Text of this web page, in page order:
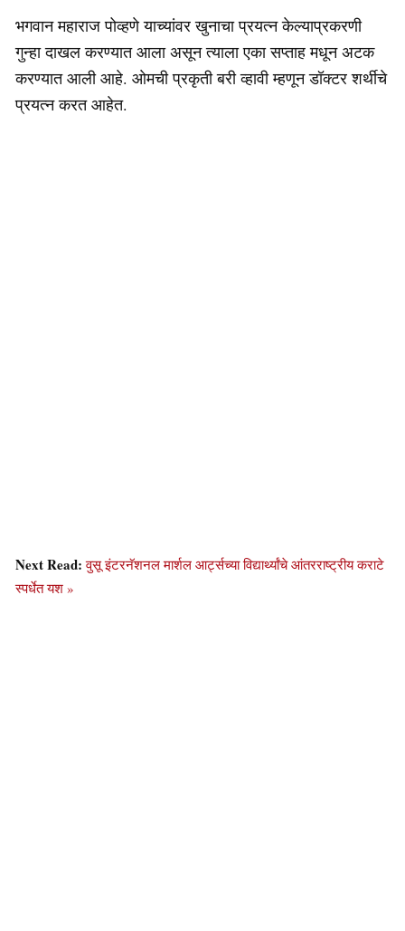
भगवान महाराज पोव्हणे याच्यांवर खुनाचा प्रयत्न केल्याप्रकरणी
गुन्हा दाखल करण्यात आला असून त्याला एका सप्ताह मधून अटक
करण्यात आली आहे. ओमची प्रकृती बरी व्हावी म्हणून डॉक्टर शर्थीचे
प्रयत्न करत आहेत.
Next Read:वुसू इंटरनॅशनल मार्शल आर्ट्सच्या विद्यार्थ्यांचे आंतरराष्ट्रीय कराटे
स्पर्धेत यश »